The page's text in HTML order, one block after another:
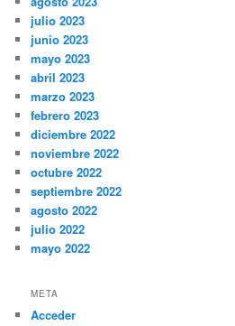
julio 2023
junio 2023
mayo 2023
abril 2023
marzo 2023
febrero 2023
diciembre 2022
noviembre 2022
octubre 2022
septiembre 2022
agosto 2022
julio 2022
mayo 2022
META
Acceder